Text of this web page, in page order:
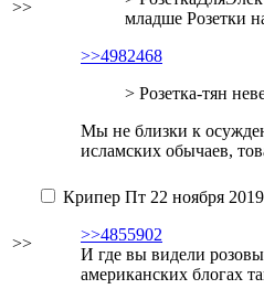
>>
младше Розетки
>>4982468
> Розетка-тян
Мы не близки к
исламских обычаев,
>>
Крипер Пт 22 ноября
>>4855902
И где вы видели
американских блогах